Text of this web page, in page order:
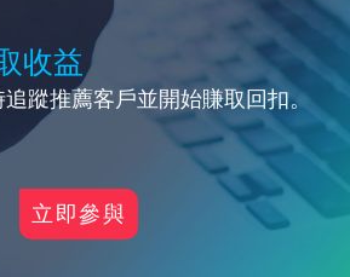
收益
追蹤推薦客戶並開始賺取回扣。
立即參與